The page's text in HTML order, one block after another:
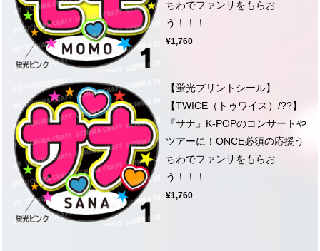
ちわでファンサをもらお
う！！！
¥1,760
【蛍光プリントシール】
【TWICE（トゥワイス）/??】
『サナ』K-POPのコンサートや
ツアーに！ONCE必須の応援う
ちわでファンサをもらお
う！！！
¥1,760